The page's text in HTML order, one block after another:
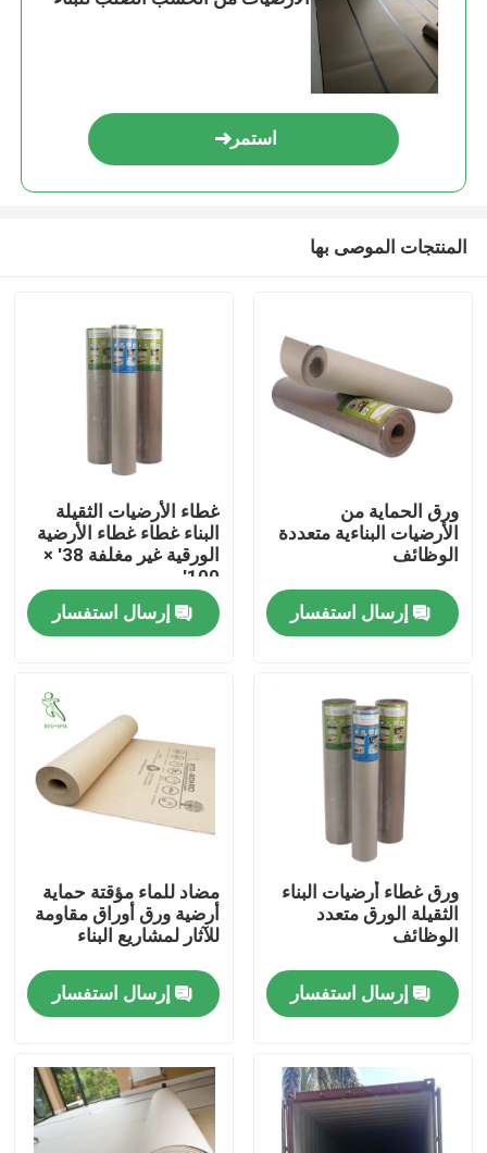
منزل
حول بنا
المنتجات
ورق حماية الأرضيات
لفة حماية الأرضيات المؤقتة
ورق الكرافت لحماية الأرضيات
ورق تغليف أرضيات البناء
ورق طباعة كرتون
صفائح الأرضيات للماء
استمر
المنتجات الموصى بها
ورق الحماية من
الأرضيات البناءية متعددة
الوظائف
إرسال استفسار
غطاء الأرضيات الثقيلة
البناء غطاء غطاء الأرضية
الورقية غير مغلفة 38' ×
100'
إرسال استفسار
ورق غطاء أرضيات البناء
الثقيلة الورق متعدد
الوظائف
إرسال استفسار
مضاد للماء مؤقتة حماية
أرضية ورق أوراق مقاومة
للآثار لمشاريع البناء
إرسال استفسار